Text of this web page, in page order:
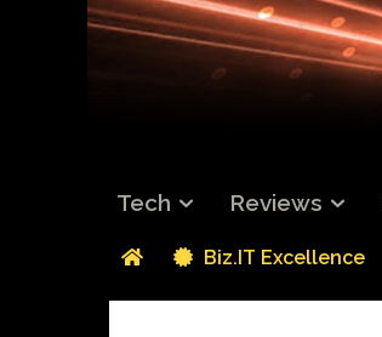
Tech Reviews
Biz.IT Excellence